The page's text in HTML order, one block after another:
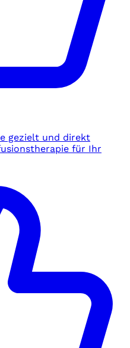
gezielt und direkt
für Ihr